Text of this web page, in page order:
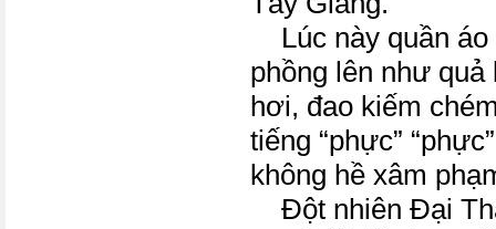
Lúc này quần áo
phồng lên như
hơi, đao kiếm
tiếng “phực”
không hề xâm
Đột nhiên Đại